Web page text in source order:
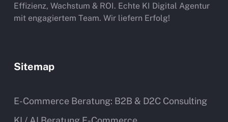
Effizienz, Wachstum & ROI. Echte KI Digital Agentur
mit engagiertem Team. Wir liefern Erfolg!
Sitemap
E-Commerce Beratung: B2B & D2C Consulting